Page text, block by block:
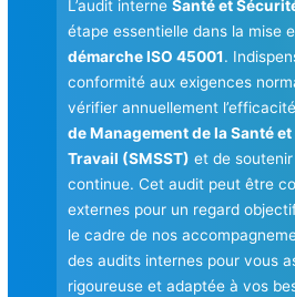
L’audit interneSanté et
étape essentielle dans la mise
démarche ISO 45001.
conformité aux exigences
vérifier annuellement
de Management de la Santé
Travail (SMSST) et de soutenir
continue. Cet audit peut être
externes pour un regard
le cadre de nos
des audits internes pour vous
rigoureuse et adaptée à vos